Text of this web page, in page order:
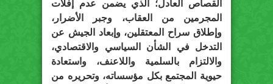
القصاص العادل؛ الذي يضمن عدم إفلات
المجرمين من العقاب، وجبر الأضرار،
وإطلاق سراح المعتقلين، وإبعاد الجيش عن
التدخل في الشأن السياسي والاقتصادي،
والالتزام بالسلمية واللاعنف، واستعادة
حيوية المجتمع بكل مؤسساته، وتحريره من